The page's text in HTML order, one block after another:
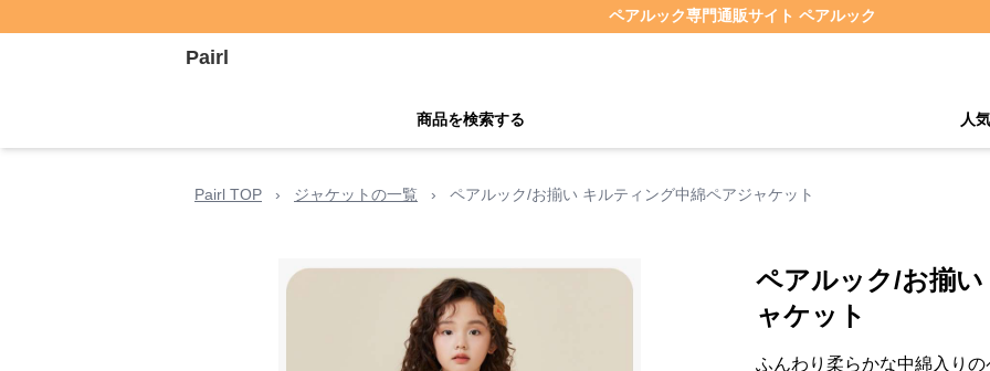
ペアルック専門通販サイト ペアルック
Pairl
商品を検索する 人
Pairl TOP › ジャケットの一覧 › ペアルック/お揃い キルティング中綿ペアジャケット
ペアルック/お揃
ャケット
ふんわり柔らかな中綿入りの